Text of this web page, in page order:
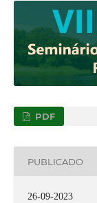
PDF
PUBLICADO
26-09-2023